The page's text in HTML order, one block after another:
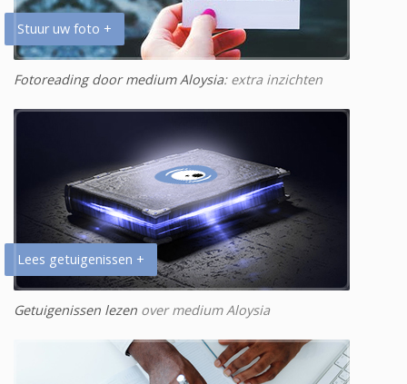
Stuur uw foto +
Fotoreading door medium Aloysia: extra inzichten
Lees getuigenissen +
Getuigenissen lezen over medium Aloysia